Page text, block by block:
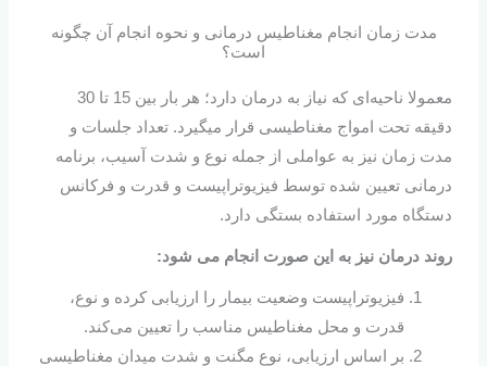
مدت زمان انجام مغناطیس درمانی و نحوه انجام آن چگونه
است؟
معمولا ناحیه‌ای که نیاز به درمان دارد؛ هر بار بین 15 تا 30
دقیقه تحت امواج مغناطیسی قرار میگیرد. تعداد جلسات و
مدت زمان نیز به عواملی از جمله نوع و شدت آسیب، برنامه
درمانی تعیین شده توسط فیزیوتراپیست و قدرت و فرکانس
دستگاه مورد استفاده بستگی دارد.
روند درمان نیز به این صورت انجام می شود:
فیزیوتراپیست وضعیت بیمار را ارزیابی کرده و نوع،
قدرت و محل مغناطیس مناسب را تعیین می‌کند.
بر اساس ارزیابی، نوع مگنت و شدت میدان مغناطیسی